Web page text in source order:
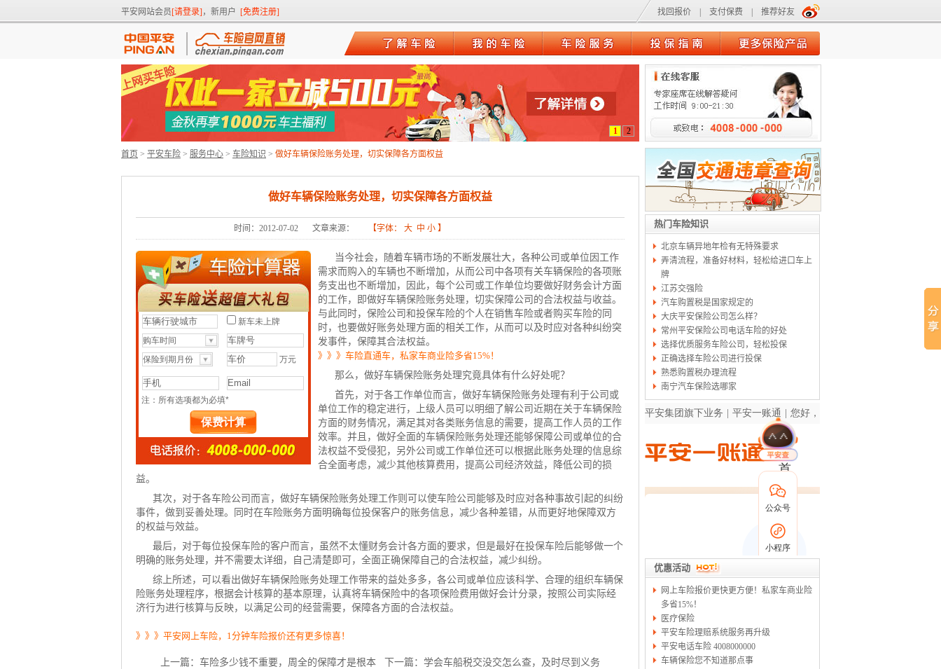
平安网站会员[请登录] ，新用户 [免费注册] 找回报价 支付保费 推荐好友
热门车险知识
北京车辆异地年检有无特殊要求
弄清流程，准备好材料，轻松给进口车上
牌
江苏交强险
汽车购置税是国家规定的
大庆平安保险公司怎么样？
常州平安保险公司电话车险的好处
选择优质服务车险公司，轻松投保
正确选择车险公司进行投保
熟悉购置税办理流程
南宁汽车保险选哪家
优惠活动
网上车险报价更快更方便！私家车商业险
多省15%！
医疗保险
平安车险理赔系统服务再升级
平安电话车险 4008000000
车辆保险您不知道那点事
1 2
首页 > 平安车险 > 服务中心 > 车险知识 > 做好车辆保险账务处理，切实保障各方面权益
做好车辆保险账务处理，切实保障各方面权益
时间：2012-07-02 文章来源： 【字体： 大 中 小 】
当今社会，随着车辆市场的不断发展壮大，各种公司或单位因工作
需求而购入的车辆也不断增加，从而公司中各项有关车辆保险的各项账
务支出也不断增加，因此，每个公司或工作单位均要做好财务会计方面
的工作，即做好车辆保险账务处理，切实保障公司的合法权益与收益。
与此同时， 保险公司 和投保车险的个人在销售车险或者购买车险的同
时，也要做好账务处理方面的相关工作，从而可以及时应对各种纠纷突
发事件，保障其合法权益。
》》》车险直通车，私家车商业险多省15%！
那么，做好车辆保险账务处理究竟具体有什么好处呢？
首先，对于各工作单位而言，做好车辆保险账务处理有利于公司或
单位工作的稳定进行，上级人员可以明细了解公司近期在关于车辆保险
方面的财务情况，满足其对各类账务信息的需要，提高工作人员的工作
效率。并且，做好全面的车辆保险账务处理还能够保障公司或单位的合
法权益不受侵犯，另外公司或工作单位还可以根据此账务处理的信息综
合全面考虑，减少其他核算费用，提高公司经济效益，降低公司的损
益。
其次，对于各车险公司而言，做好车辆保险账务处理工作则可以使车险公司能够及时应对各种事故引起的纠纷
事件，做到妥善处理。同时在车险账务方面明确每位投保客户的账务信息，减少各种差错，从而更好地保障双方
的权益与效益。
最后，对于每位投保车险的客户而言，虽然不太懂财务会计各方面的要求，但是最好在投保车险后能够做一个
明确的账务处理，并不需要太详细，自己清楚即可，全面正确保障自己的合法权益，减少纠纷。
综上所述，可以看出做好车辆保险账务处理工作带来的益处多多，各公司或单位应该科学、合理的组织车辆保
险账务处理程序，根据会计核算的基本原理，认真将车辆保险中的各项保险费用做好会计分录，按照公司实际经
济行为进行核算与反映，以满足公司的经营需要，保障各方面的合法权益。
》》》平安网上车险，1分钟车险报价还有更多惊喜！
上一篇： 车险多少钱不重要，周全的保障才是根本 下一篇： 学会车船税交没交怎么查，及时尽到义务